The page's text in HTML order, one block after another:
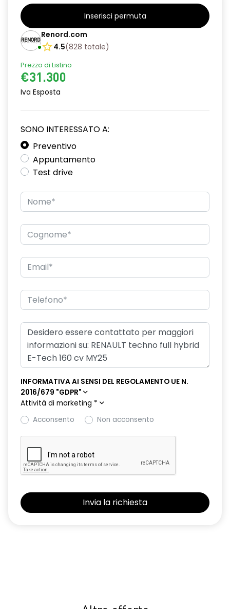
Inserisci permuta
Renord.com
4.5(828 totale)
Prezzo di Listino
€31.300
Iva Esposta
SONO INTERESSATO A:
Preventivo
Appuntamento
Test drive
INFORMATIVA AI SENSI DEL REGOLAMENTO UE N.
2016/679 "GDPR"
Attività di marketing *
Acconsento
Non acconsento